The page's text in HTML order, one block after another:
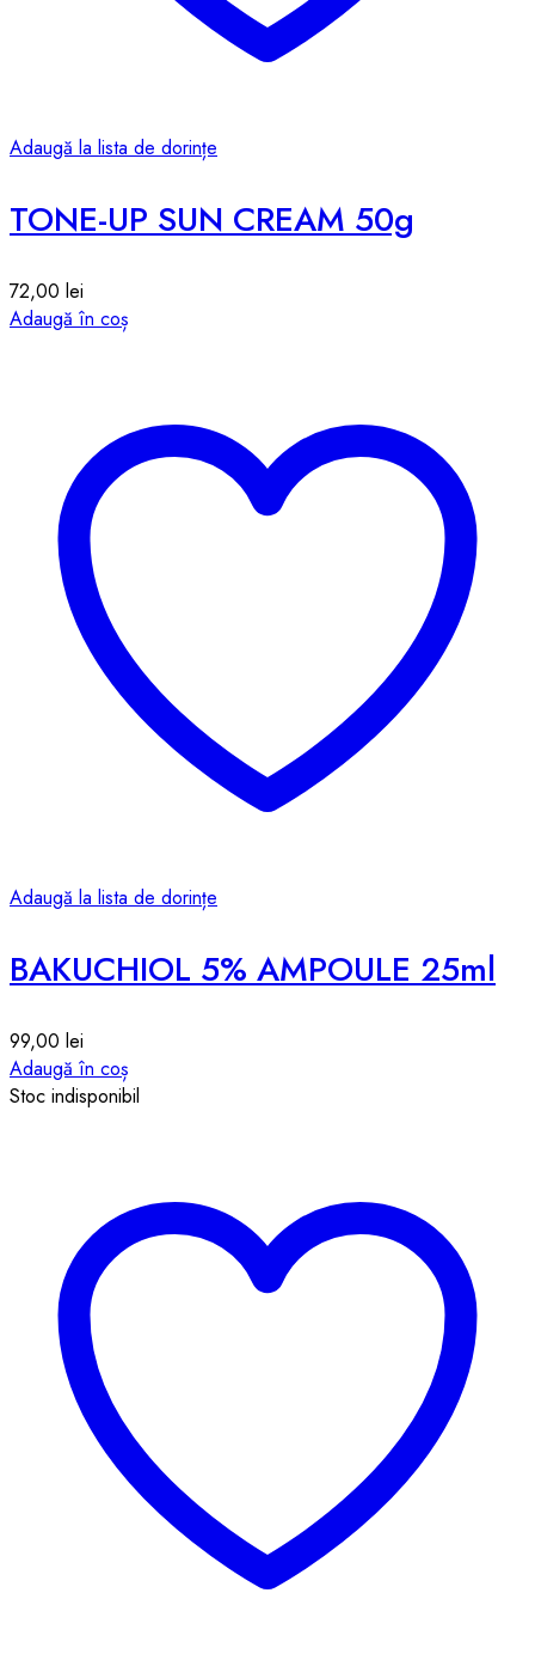
Adaugă la lista de dorințe
TONE-UP SUN CREAM 50g
72,00 lei
Adaugă în coș
Adaugă la lista de dorințe
BAKUCHIOL 5% AMPOULE 25ml
99,00 lei
Adaugă în coș
Stoc indisponibil